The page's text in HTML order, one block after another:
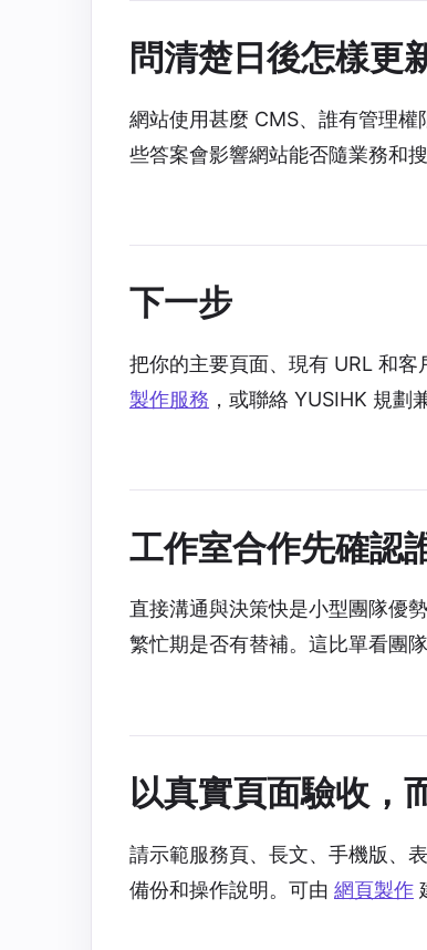
問清楚日後怎樣更
網站使用甚麼 CMS、誰有管理
些答案會影響網站能否隨業務和
下一步
把你的主要頁面、現有 URL 和
製作服務 ，或聯絡 YUSIHK 規劃
工作室合作先確認
直接溝通與決策快是小型團隊優
繁忙期是否有替補。這比單看團
以真實頁面驗收，
請示範服務頁、長文、手機版、
備份和操作說明。可由 網頁製作